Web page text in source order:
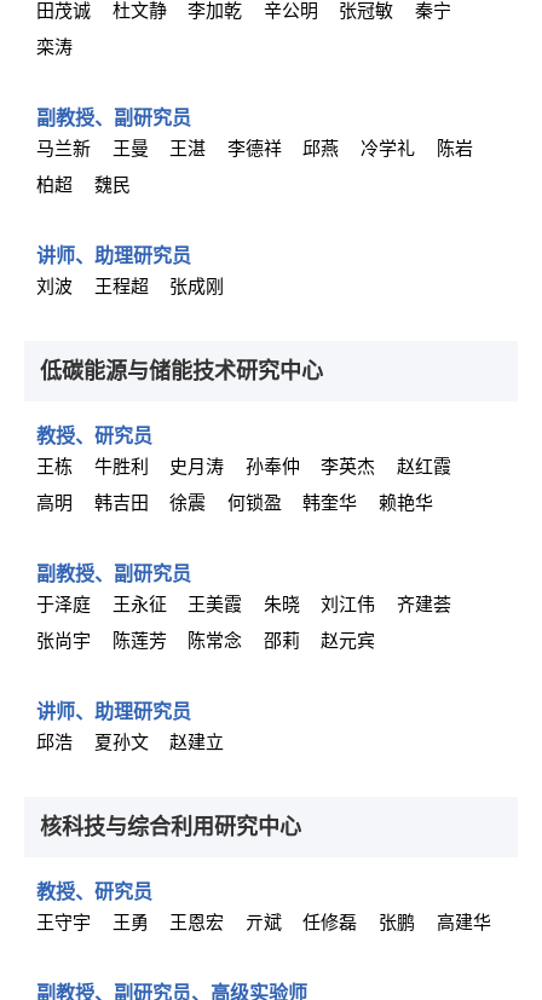
田茂诚 杜文静 李加乾 辛公明 张冠敏
秦宁
栾涛
副教授、副研究员
马兰新 王曼 王湛 李德祥 邱燕 冷学礼
陈岩
柏超
魏民
讲师、助理研究员
刘波 王程超 张成刚
低碳能源与储能技术研究中心
教授、研究员
王栋 牛胜利 史月涛 孙奉仲 李英杰
赵红霞
高明
韩吉田 徐震 何锁盈 韩奎华 赖艳华
副教授、副研究员
于泽庭 王永征 王美霞 朱晓 刘江伟
齐建荟
张尚宇
陈莲芳 陈常念 邵莉 赵元宾
讲师、助理研究员
邱浩 夏孙文 赵建立
核科技与综合利用研究中心
教授、研究员
王守宇 王勇 王恩宏 亓斌 任修磊 张鹏 高建华
副教授、副研究员、高级实验师